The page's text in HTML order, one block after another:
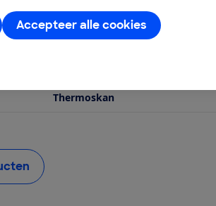
Accepteer alle cookies
Prijs
Thermoskan